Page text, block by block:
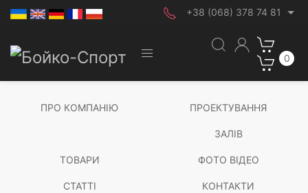
+38 (068) 378 74 81
0
ПРО КОМПАНІЮ ПРОЕКТУВАННЯ
ЗАЛІВ
ТОВАРИ ФОТО ВІДЕО
СТАТТІ КОНТАКТИ